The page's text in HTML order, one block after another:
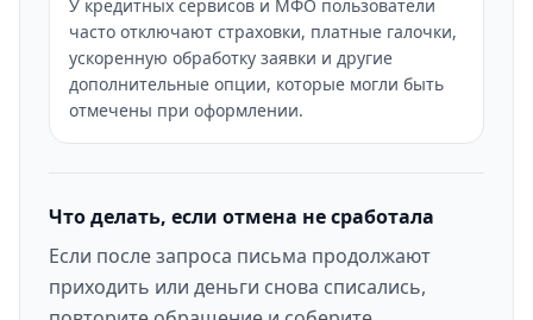
У кредитных сервисов и МФО пользователи
часто отключают страховки, платные галочки,
ускоренную обработку заявки и другие
дополнительные опции, которые могли быть
отмечены при оформлении.
Что делать, если отмена не сработала
Если после запроса письма продолжают
приходить или деньги снова списались,